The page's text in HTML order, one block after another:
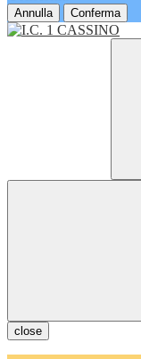
Annulla Conferma
close